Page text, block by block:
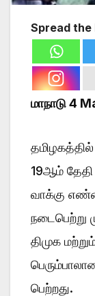
Spread the
மாநாடு 4
19ஆம்
வாக்கு
நடைபெற்று
திமுக
பெற்றது.